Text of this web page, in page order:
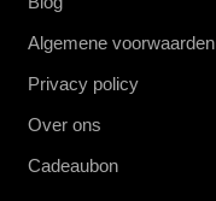
Algemene voorwaarden
Privacy policy
Over ons
Cadeaubon